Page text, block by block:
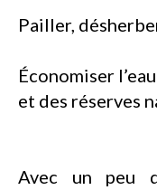
Pailler,
Économiser
et des réserves
Avec un peu